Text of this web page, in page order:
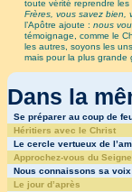
toute vérité reprendre les
Frères, vous savez bien,
l’Apôtre ajoute : nous
témoignage, comme le
les autres, soyons les
mais pour la plus grande
Dans la
Se préparer au coup de
Héritiers avec le Christ
Le cercle vertueux de
Approchez-vous du
Nous connaissons sa voix
Le jour d’après